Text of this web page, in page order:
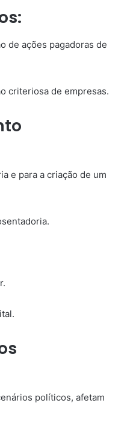
de ações pagadoras de
criteriosa de empresas.
e para a criação de um
políticos, afetam